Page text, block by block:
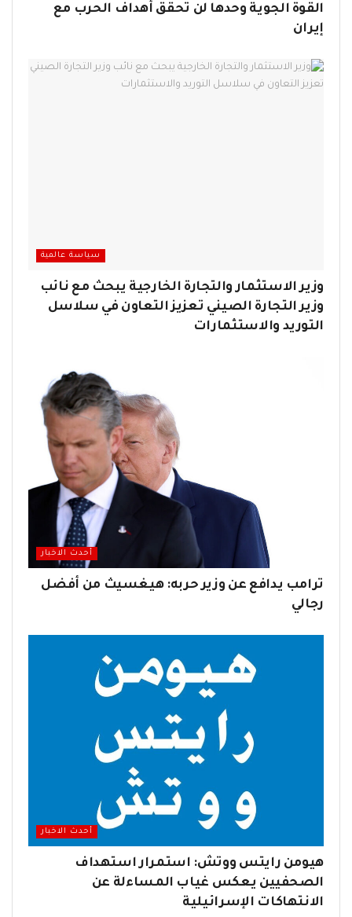
القوة الجوية وحدها لن تحقق أهداف الحرب مع
إيران
سياسة عالمية
وزير الاستثمار والتجارة الخارجية يبحث مع نائب
وزير التجارة الصيني تعزيز التعاون في سلاسل
التوريد والاستثمارات
أحدث الاخبار
ترامب يدافع عن وزير حربه: هيغسيث من أفضل
رجالي
أحدث الاخبار
هيومن رايتس ووتش: استمرار استهداف
الصحفيين يعكس غياب المساءلة عن
الانتهاكات الإسرائيلية